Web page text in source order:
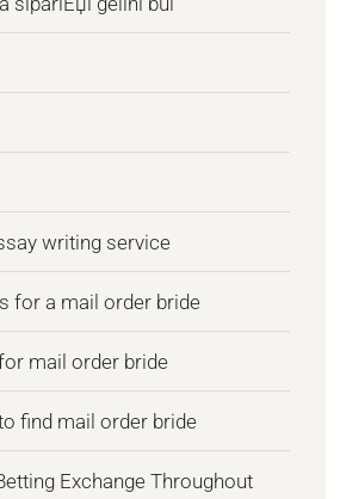
writing service
for a mail order bride
mail order bride
find mail order bride
Exchange Throughout